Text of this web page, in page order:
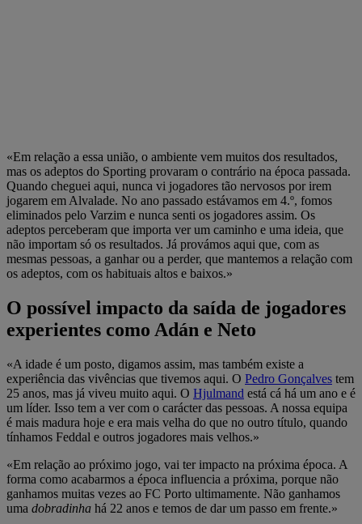
«Em relação a essa união, o ambiente vem muitos dos resultados,
mas os adeptos do Sporting provaram o contrário na época passada.
Quando cheguei aqui, nunca vi jogadores tão nervosos por irem
jogarem em Alvalade. No ano passado estávamos em 4.º, fomos
eliminados pelo Varzim e nunca senti os jogadores assim. Os
adeptos perceberam que importa ver um caminho e uma ideia, que
não importam só os resultados. Já provámos aqui que, com as
mesmas pessoas, a ganhar ou a perder, que mantemos a relação com
os adeptos, com os habituais altos e baixos.»
O possível impacto da saída de jogadores
experientes como Adán e Neto
«A idade é um posto, digamos assim, mas também existe a
experiência das vivências que tivemos aqui. O Pedro Gonçalves tem
25 anos, mas já viveu muito aqui. O Hjulmand está cá há um ano e é
um líder. Isso tem a ver com o carácter das pessoas. A nossa equipa
é mais madura hoje e era mais velha do que no outro título, quando
tínhamos Feddal e outros jogadores mais velhos.»
«Em relação ao próximo jogo, vai ter impacto na próxima época. A
forma como acabarmos a época influencia a próxima, porque não
ganhamos muitas vezes ao FC Porto ultimamente. Não ganhamos
uma dobradinha há 22 anos e temos de dar um passo em frente.»